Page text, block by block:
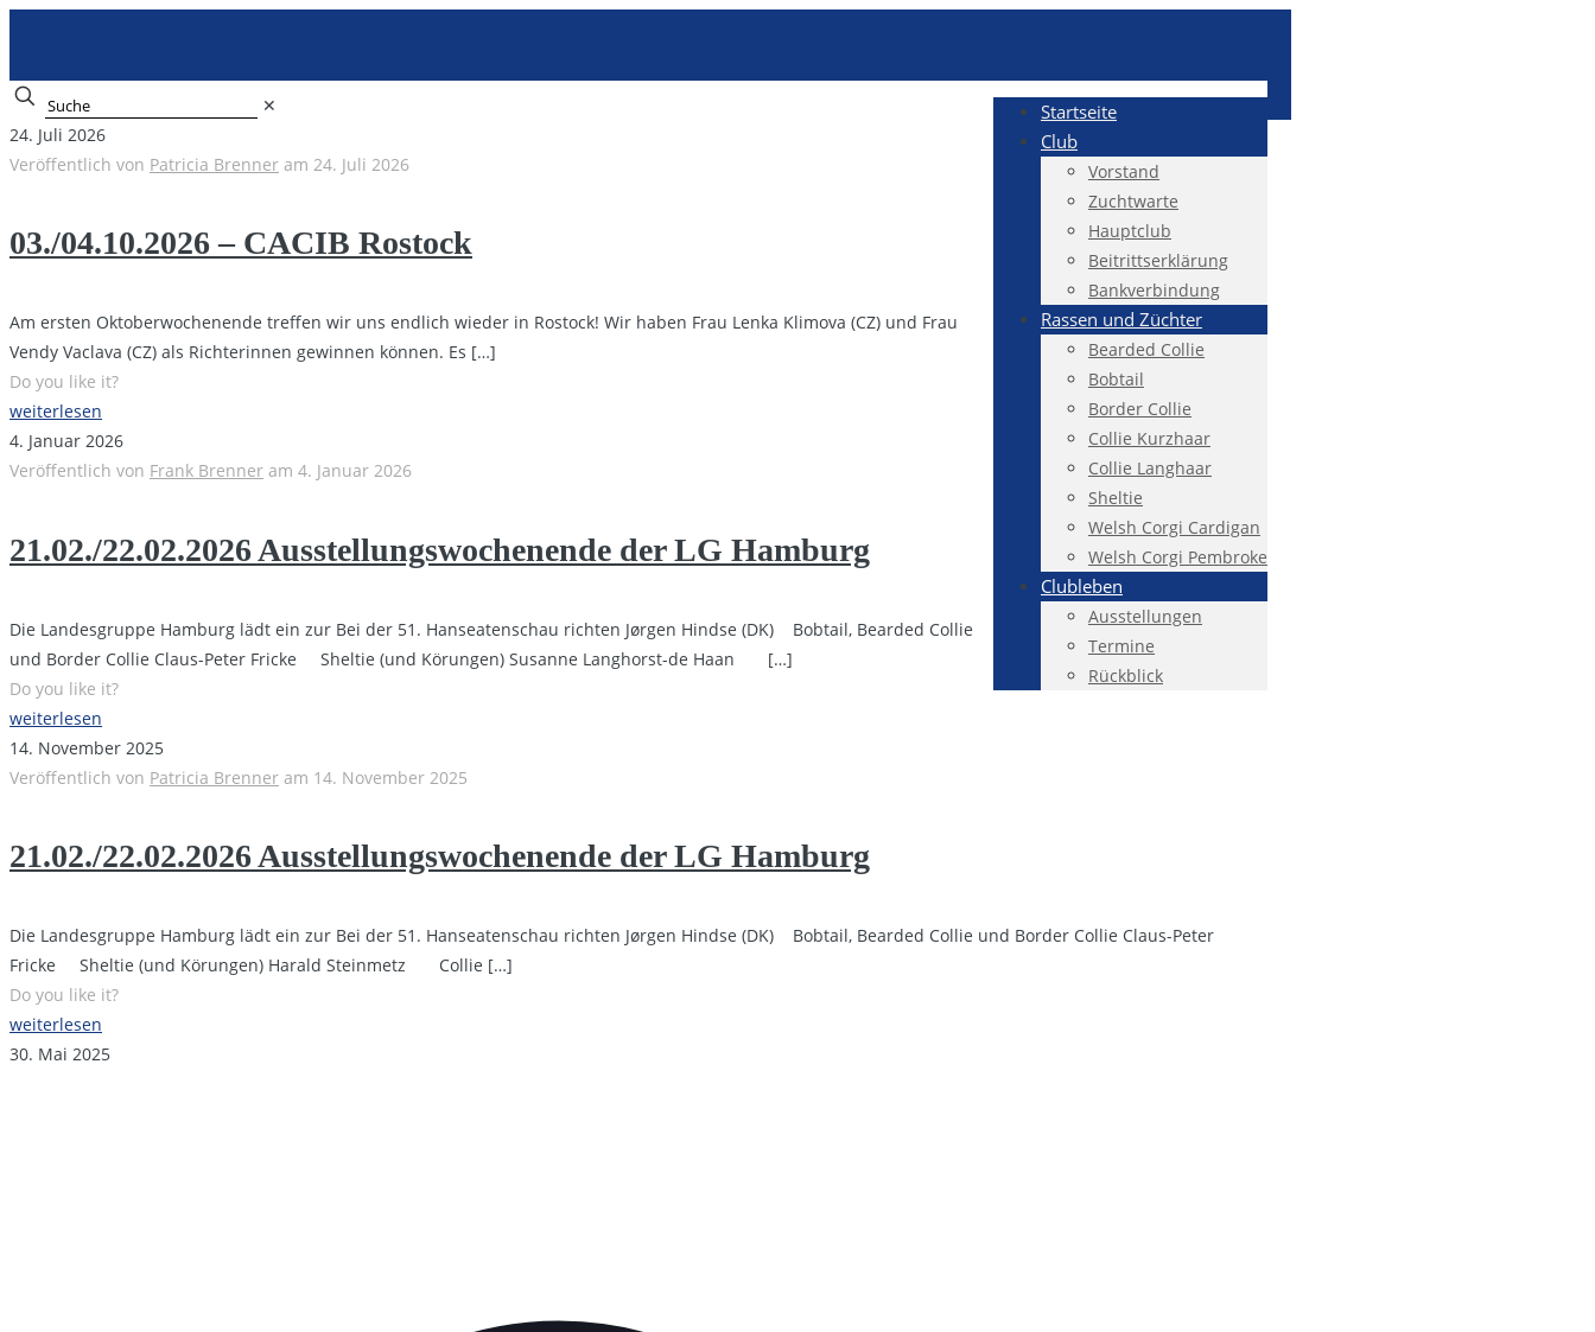
Startseite
Club
Vorstand
Zuchtwarte
Hauptclub
Beitrittserklärung
Bankverbindung
Rassen und Züchter
Bearded Collie
Bobtail
Border Collie
Collie Kurzhaar
Collie Langhaar
Sheltie
Welsh Corgi Cardigan
Welsh Corgi Pembroke
Clubleben
Ausstellungen
Termine
Rückblick
✕
24. Juli 2026
Veröffentlich von Patricia Brenner am 24. Juli 2026
03./04.10.2026 – CACIB Rostock
Am ersten Oktoberwochenende treffen wir uns endlich wieder in Rostock! Wir haben Frau Lenka Klimova (CZ) und Frau
Vendy Vaclava (CZ) als Richterinnen gewinnen können. Es […]
Do you like it?
weiterlesen
4. Januar 2026
Veröffentlich von Frank Brenner am 4. Januar 2026
21.02./22.02.2026 Ausstellungswochenende der LG Hamburg
Die Landesgruppe Hamburg lädt ein zur Bei der 51. Hanseatenschau richten Jørgen Hindse (DK) Bobtail, Bearded Collie
und Border Collie Claus-Peter Fricke Sheltie (und Körungen) Susanne Langhorst-de Haan
[…]
Do you like it?
weiterlesen
14. November 2025
Veröffentlich von Patricia Brenner am 14. November 2025
21.02./22.02.2026 Ausstellungswochenende der LG Hamburg
Die Landesgruppe Hamburg lädt ein zur Bei der 51. Hanseatenschau richten Jørgen Hindse (DK) Bobtail, Bearded Collie und Border Collie Claus-Peter
Fricke Sheltie (und Körungen) Harald Steinmetz Collie […]
Do you like it?
weiterlesen
30. Mai 2025